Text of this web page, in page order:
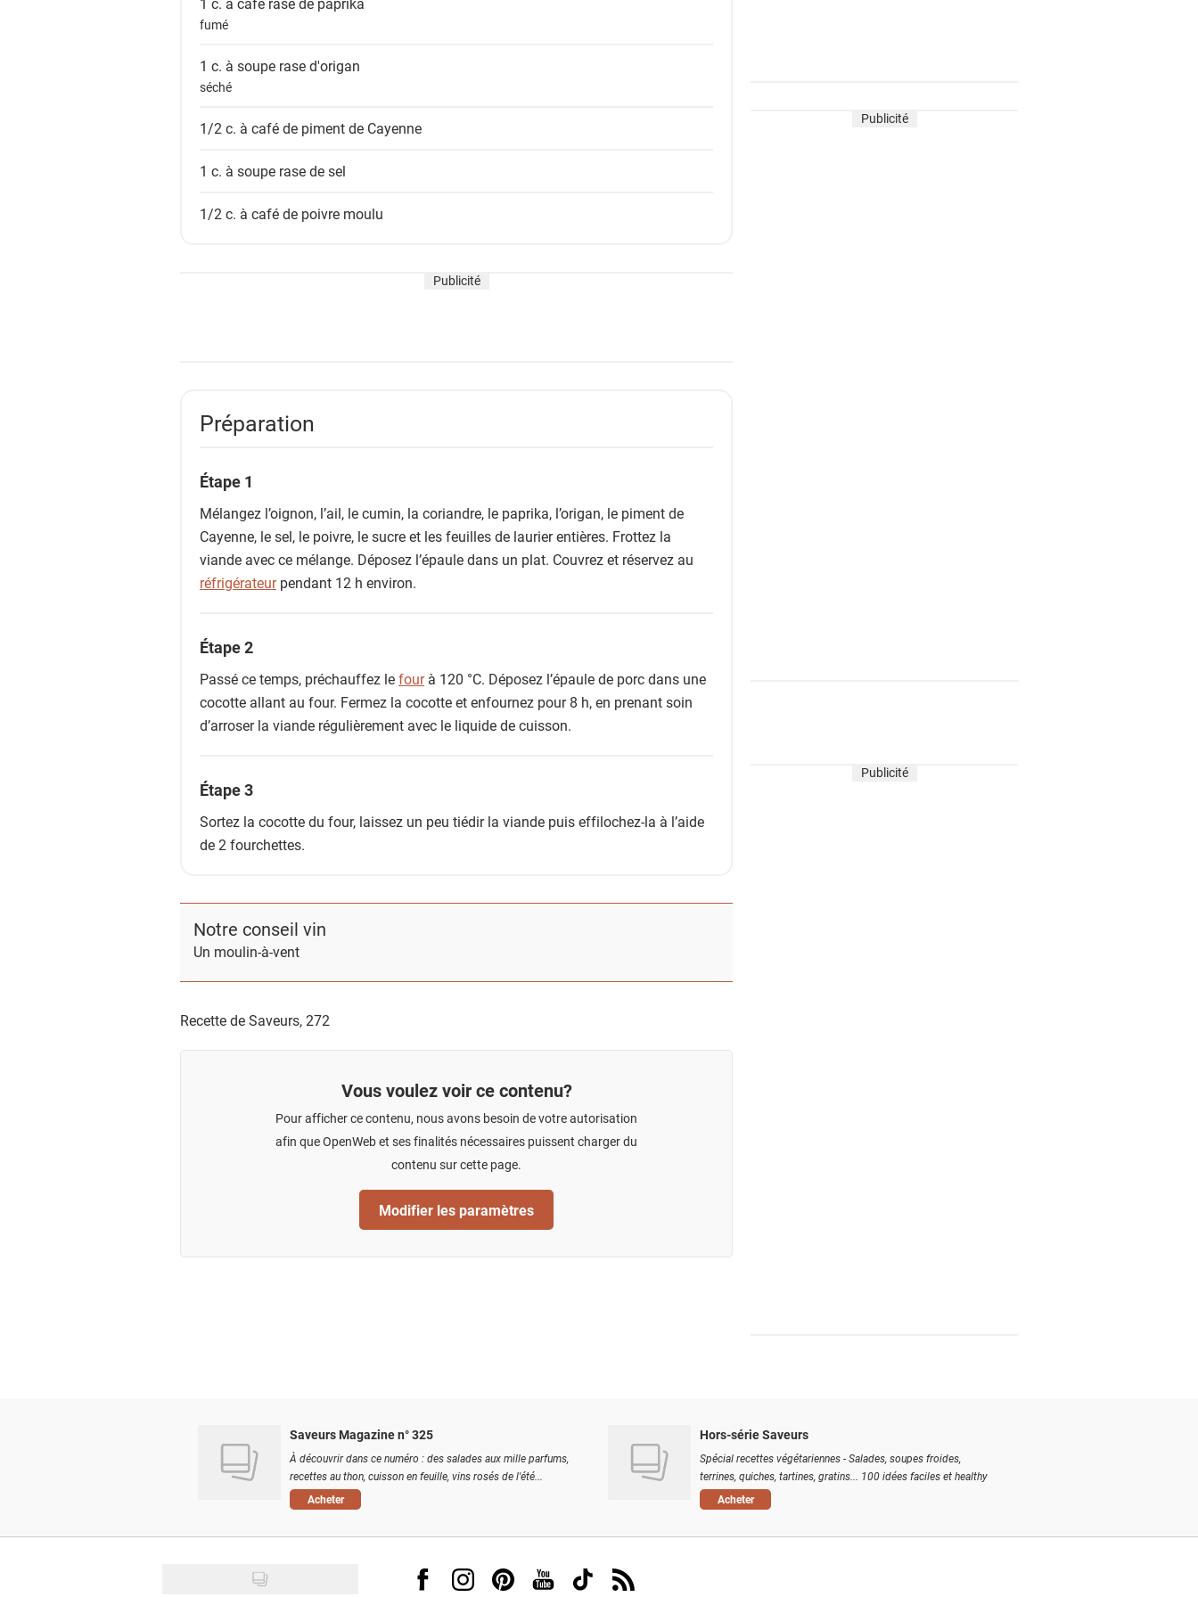
fumé
1 c. à soupe rased'origan
séché
1/2 c. à café de piment de Cayenne
1 c. à soupe rase desel
1/2 c. à caféde poivre moulu
Publicité
Préparation
Étape 1
Mélangez l’oignon, l’ail, le cumin, la coriandre, le paprika, l’origan, le piment de
Cayenne, le sel, le poivre, le sucre et les feuilles de laurier entières. Frottez la
viande avec ce mélange. Déposez l’épaule dans un plat. Couvrez et réservez au
réfrigérateurpendant 12 h environ.
Étape 2
Passé ce temps, préchauffez lefourà 120 °C. Déposez l’épaule de porc dans une
cocotte allant au four. Fermez la cocotte et enfournez pour 8 h, en prenant soin
d’arroser la viande régulièrement avec le liquide de cuisson.
Étape 3
Sortez la cocotte du four, laissez un peu tiédir la viande puis effilochez-la à l’aide
de 2 fourchettes.
Notre conseil vin
Un moulin-à-vent
Recette de Saveurs,272
Vous voulez voir ce contenu?
Pour afficher ce contenu, nous avons besoin de votre autorisation
afin que OpenWeb et ses finalités nécessaires puissent charger du
contenu sur cette page.
Modifier les paramètres
Publicité
Publicité
Saveurs Magazine n° 325
À découvrir dans ce numéro : des salades aux mille parfums,
recettes au thon, cuisson en feuille, vins rosés de l'été...
Acheter
Hors-série Saveurs
Spécial recettes végétariennes - Salades, soupes froides,
terrines, quiches, tartines, gratins... 100 idées faciles et healthy
Acheter
Visit us on Facebook
Visit us on Instagram
Visit us on Pinterest
Visit us on Youtube
Visit us on Tiktok
Visit us on Rss